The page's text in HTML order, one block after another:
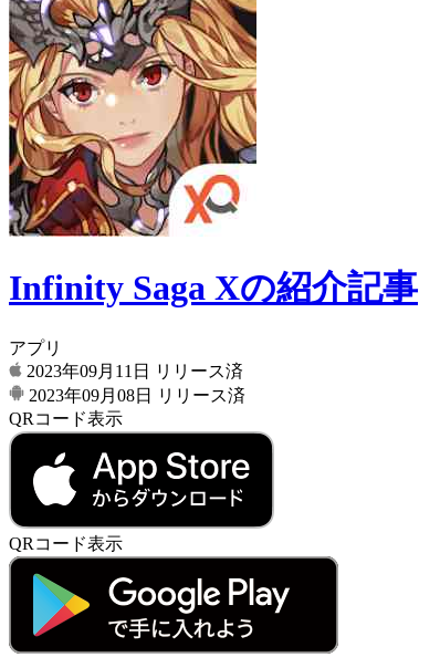
Infinity Saga Xの紹介記事
アプリ
2023年09月11日
リリース済
2023年09月08日
リリース済
QRコード表示
QRコード表示